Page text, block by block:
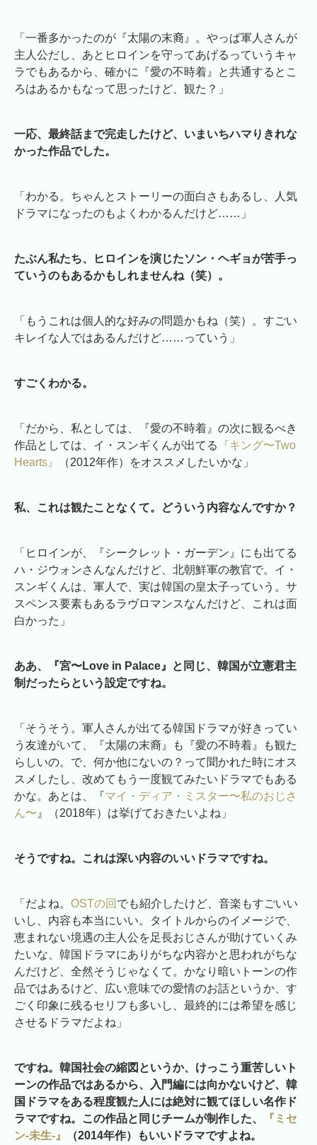
「一番多かったのが『太陽の末裔』。やっぱ軍人さんが
主人公だし、あとヒロインを守ってあげるっていうキャ
ラでもあるから、確かに『愛の不時着』と共通するとこ
ろはあるかもなって思ったけど、観た？」
一応、最終話まで完走したけど、いまいちハマりきれな
かった作品でした。
「わかる。ちゃんとストーリーの面白さもあるし、人気
ドラマになったのもよくわかるんだけど……」
たぶん私たち、ヒロインを演じたソン・ヘギョが苦手っ
ていうのもあるかもしれませんね（笑）。
「もうこれは個人的な好みの問題かもね（笑）。すごい
キレイな人ではあるんだけど……っていう」
すごくわかる。
「だから、私としては、『愛の不時着』の次に観るべき
作品としては、イ・スンギくんが出てる
『キング〜Two
Hearts』
（2012年作）をオススメしたいかな」
私、これは観たことなくて。どういう内容なんですか？
「ヒロインが、『シークレット・ガーデン』にも出てる
ハ・ジウォンさんなんだけど、北朝鮮軍の教官で。イ・
スンギくんは、軍人で、実は韓国の皇太子っていう。サ
スペンス要素もあるラヴロマンスなんだけど、これは面
白かった」
ああ、『宮〜Love in Palace』と同じ、韓国が立憲君主
制だったらという設定ですね。
「そうそう。軍人さんが出てる韓国ドラマが好きってい
う友達がいて、『太陽の末裔』も『愛の不時着』も観た
らしいの。で、何か他にないの？って聞かれた時にオス
スメしたし、改めてもう一度観てみたいドラマでもある
かな。あとは、『 マイ・ディア・ミスター〜私のおじさ
ん〜』（2018年）は挙げておきたいよね」
そうですね。これは深い内容のいいドラマですね。
「だよね。 OSTの回 でも紹介したけど、音楽もすごいい
いし、内容も本当にいい。タイトルからのイメージで、
恵まれない境遇の主人公を足長おじさんが助けていくみ
たいな、韓国ドラマにありがちな内容かと思われがちな
んだけど、全然そうじゃなくて。かなり暗いトーンの作
品ではあるけど、広い意味での愛情のお話というか、す
ごく印象に残るセリフも多いし、最終的には希望を感じ
させるドラマだよね」
ですね。韓国社会の縮図というか、けっこう重苦しいト
ーンの作品ではあるから、入門編には向かないけど、韓
国ドラマをある程度観た人には絶対に観てほしい名作ド
ラマですね。この作品と同じチームが制作した、
『ミセ
ン-未生-』
（2014年作）もいいドラマですよね。